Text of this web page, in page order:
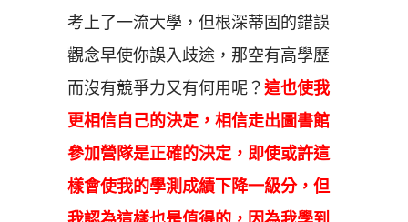
考上了一流大學，但根深蒂固的錯誤
觀念早使你誤入歧途，那空有高學歷
而沒有競爭力又有何用呢？這也使我
更相信自己的決定，相信走出圖書館
參加營隊是正確的決定，即使或許這
樣會使我的學測成績下降一級分，但